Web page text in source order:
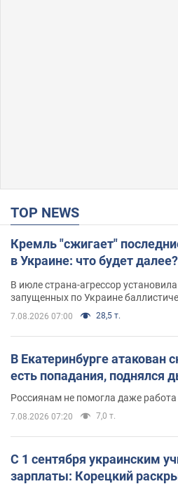
TOP NEWS
Кремль "сжигает"
в Украине: что будет
В июле страна-агрессор
запущенных по Украине
7.08.2026 07:00 28,5 т.
В Екатеринбурге атакован
есть попадания, поднялся
Россиянам не помогла даже
7.08.2026 07:20 7,0 т.
С 1 сентября украинским
зарплаты: Корецкий